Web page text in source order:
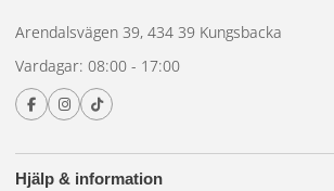
Hjälp & information
Arendalsvägen 39, 434 39 Kungsbacka
Vardagar: 08:00 - 17:00